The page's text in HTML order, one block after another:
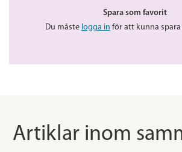
Spara som favorit
Du måste logga in för att kunna
Artiklar inom